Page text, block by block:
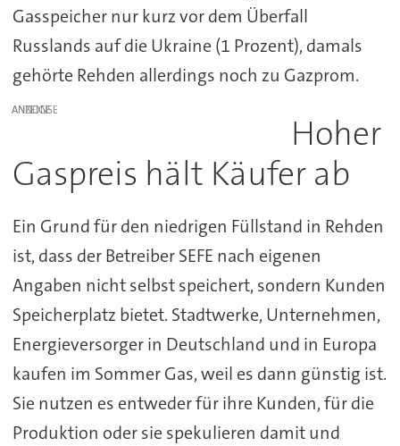
Gasspeicher nur kurz vor dem Überfall
Russlands auf die Ukraine (1 Prozent), damals
gehörte Rehden allerdings noch zu Gazprom.
ANZEIGE
Hoher
Gaspreis hält Käufer ab
Ein Grund für den niedrigen Füllstand in Rehden
ist, dass der Betreiber SEFE nach eigenen
Angaben nicht selbst speichert, sondern Kunden
Speicherplatz bietet. Stadtwerke, Unternehmen,
Energieversorger in Deutschland und in Europa
kaufen im Sommer Gas, weil es dann günstig ist.
Sie nutzen es entweder für ihre Kunden, für die
Produktion oder sie spekulieren damit und